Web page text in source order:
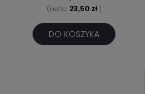
(netto: 23,50 zł)
DO KOSZYKA